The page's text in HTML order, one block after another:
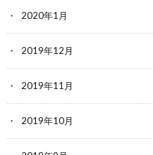
2020年1月
2019年12月
2019年11月
2019年10月